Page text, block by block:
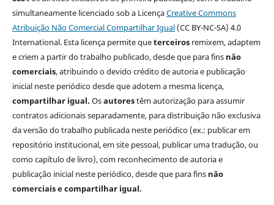
simultaneamente licenciado sob a LicençaCreative Commons
Atribuição Não Comercial Compartilhar Igual(CC BY-NC-SA) 4.0
International. Esta licença permite queterceirosremixem, adaptem
e criem a partir do trabalho publicado, desde que para fins não
comerciais, atribuindo o devido crédito de autoria e publicação
inicial neste periódico desde que adotem a mesma licença,
compartilhar igual. Osautorestêm autorização para assumir
contratos adicionais separadamente, para distribuição não exclusiva
da versão do trabalho publicada neste periódico (ex.: publicar em
repositório institucional, em site pessoal, publicar uma tradução, ou
como capítulo de livro), com reconhecimento de autoria e
publicação inicial neste periódico, desde que para fins não
comerciais e compartilhar igual.